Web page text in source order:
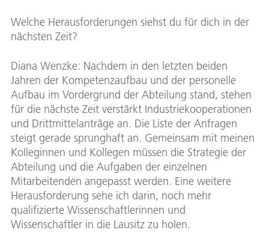
Welche Herausforderungen siehst du für dich in der
nächsten Zeit?
Diana Wenzke: Nachdem in den letzten beiden
Jahren der Kompetenzaufbau und der personelle
Aufbau im Vordergrund der Abteilung stand, stehen
für die nächste Zeit verstärkt Industriekooperationen
und Drittmittelanträge an. Die Liste der Anfragen
steigt gerade sprunghaft an. Gemeinsam mit meinen
Kolleginnen und Kollegen müssen die Strategie der
Abteilung und die Aufgaben der einzelnen
Mitarbeitenden angepasst werden. Eine weitere
Herausforderung sehe ich darin, noch mehr
qualifizierte Wissenschaftlerinnen und
Wissenschaftler in die Lausitz zu holen.